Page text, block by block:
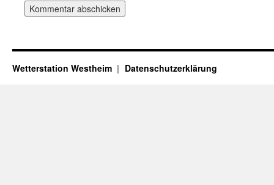
Wetterstation Westheim Datenschutzerklärung